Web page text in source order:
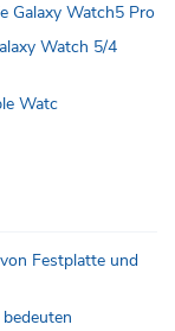
Galaxy Watch5 Pro
Watch 5/4
Watc
Festplatte und